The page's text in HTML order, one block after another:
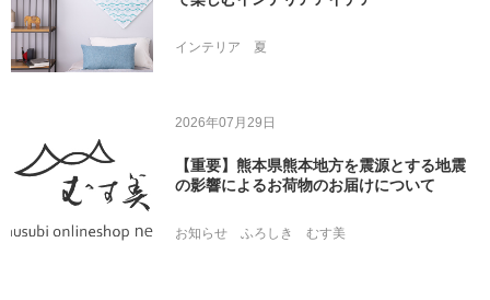
インテリア 夏
2026年07月29日
【重要】熊本県熊本地方を震源とする地震
の影響によるお荷物のお届けについて
お知らせ ふろしき むす美